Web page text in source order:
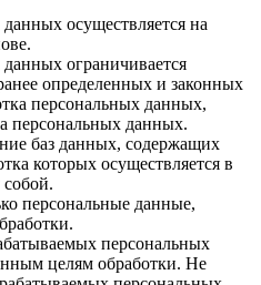
осуществляется на
ограничивается
определенных и законных
персональных данных,
персональных данных.
баз данных, содержащих
которых осуществляется в
персональные данные,
персональных
целям обработки. Не